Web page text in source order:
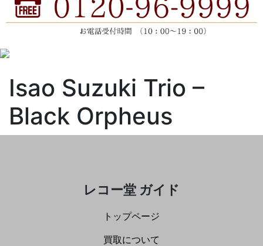
Isao Suzuki Trio ‎–
Black Orpheus
レコー堂 ガイド
トップページ
買取について